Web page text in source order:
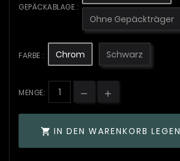
GEPÄCKABLAGE :
Ohne Gepäckträger
FARBE : Chrom Schwarz
MENGE:
 IN DEN WARENKORB LEGEN